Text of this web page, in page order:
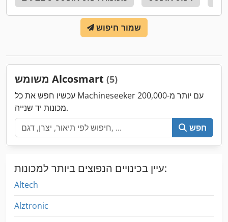
שמור חיפוש
משומש Alcosmart (5)
עכשיו חפש את כל Machineseeker עם יותר מ-200,000
מכונות יד שנייה.
חפש
עיין בכינויים הנפוצים ביותר למכונות:
Altech
Alztronic